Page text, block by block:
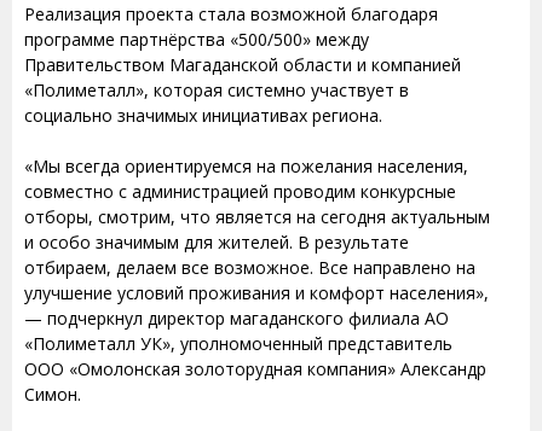
Реализация проекта стала возможной благодаря
программе партнёрства «500/500» между
Правительством Магаданской области и компанией
«Полиметалл», которая системно участвует в
социально значимых инициативах региона.
«Мы всегда ориентируемся на пожелания населения,
совместно с администрацией проводим конкурсные
отборы, смотрим, что является на сегодня актуальным
и особо значимым для жителей. В результате
отбираем, делаем все возможное. Все направлено на
улучшение условий проживания и комфорт населения»,
— подчеркнул директор магаданского филиала АО
«Полиметалл УК», уполномоченный представитель
ООО «Омолонская золоторудная компания» Александр
Симон.